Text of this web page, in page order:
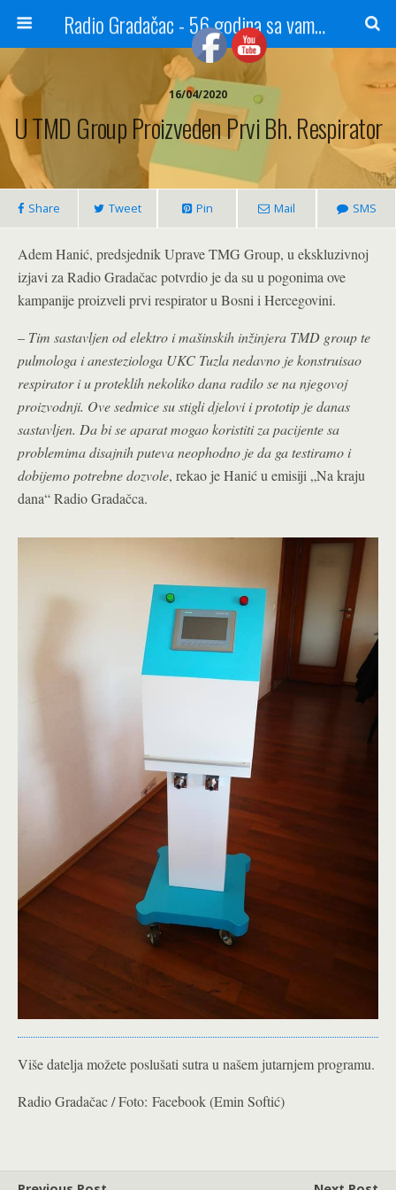
Radio Gradačac - 56 godina sa vama...
16/04/2020
U TMD Group Proizveden Prvi Bh. Respirator
Share Tweet Pin Mail SMS
Adem Hanić, predsjednik Uprave TMG Group, u ekskluzivnoj
izjavi za Radio Gradačac potvrdio je da su u pogonima ove
kampanije proizveli prvi respirator u Bosni i Hercegovini.
– Tim sastavljen od elektro i mašinskih inžinjera TMD group te
pulmologa i anesteziologa UKC Tuzla nedavno je konstruisao
respirator i u proteklih nekoliko dana radilo se na njegovoj
proizvodnji. Ove sedmice su stigli djelovi i prototip je danas
sastavljen. Da bi se aparat mogao koristiti za pacijente sa
problemima disajnih puteva neophodno je da ga testiramo i
dobijemo potrebne dozvole, rekao je Hanić u emisiji „Na kraju
dana“ Radio Gradačca.
Više datelja možete poslušati sutra u našem jutarnjem programu.
Radio Gradačac / Foto: Facebook (Emin Softić)